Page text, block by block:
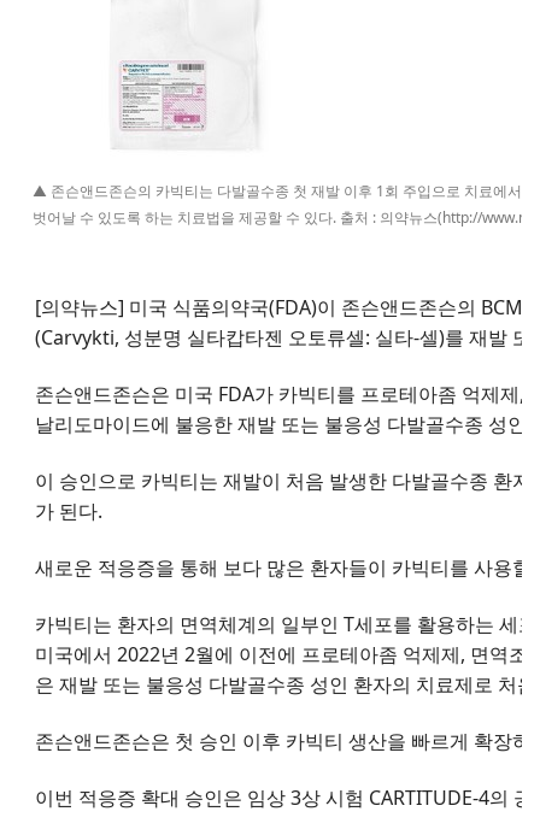
▲ 존슨앤드존슨의 카빅티는 다발골수종 첫 재발 이후 1회 주입으로 치료에서
벗어날 수 있도록 하는 치료법을 제공할 수 있다. 출처 : 의약뉴스(http://
[의약뉴스] 미국 식품의약국(FDA)이 존슨앤드존슨의
(Carvykti, 성분명 실타캅타젠 오토류셀: 실타-셀)를 재발
존슨앤드존슨은 미국 FDA가 카빅티를 프로테아좀 억제제
날리도마이드에 불응한 재발 또는 불응성 다발골수종 성
이 승인으로 카빅티는 재발이 처음 발생한 다발골수종 환
가 된다.
새로운 적응증을 통해 보다 많은 환자들이 카빅티를 사용할
카빅티는 환자의 면역체계의 일부인 T세포를 활용하는 세
미국에서 2022년 2월에 이전에 프로테아좀 억제제, 면역
은 재발 또는 불응성 다발골수종 성인 환자의 치료제로 처
존슨앤드존슨은 첫 승인 이후 카빅티 생산을 빠르게 확장
이번 적응증 확대 승인은 임상 3상 시험 CARTITUDE-4의